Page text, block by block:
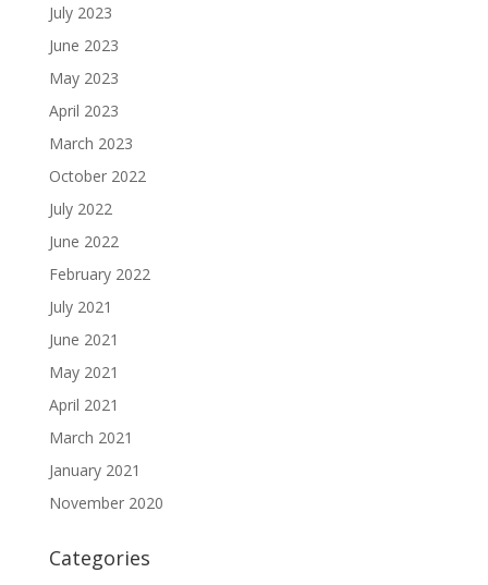
July 2023
June 2023
May 2023
April 2023
March 2023
October 2022
July 2022
June 2022
February 2022
July 2021
June 2021
May 2021
April 2021
March 2021
January 2021
November 2020
Categories